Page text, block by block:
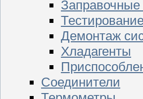
Заправочные
Демонтаж
Хладагенты
Соединители